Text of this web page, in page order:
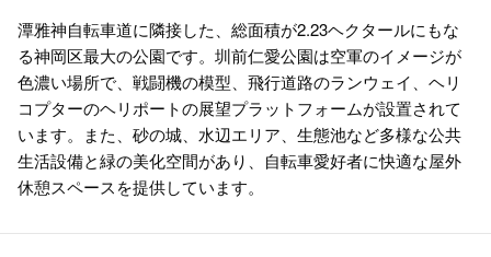
潭雅神自転車道に隣接した、総面積が2.23ヘクタールにもな
る神岡区最大の公園です。圳前仁愛公園は空軍のイメージが
色濃い場所で、戦闘機の模型、飛行道路のランウェイ、ヘリ
コプターのヘリポートの展望プラットフォームが設置されて
います。また、砂の城、水辺エリア、生態池など多様な公共
生活設備と緑の美化空間があり、自転車愛好者に快適な屋外
休憩スペースを提供しています。